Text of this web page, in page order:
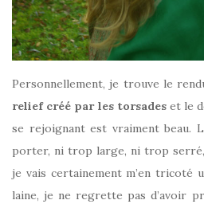
Personnellement, je trouve le
relief créé par les torsadeset le
se rejoignant est vraiment beau.
porter, ni trop large, ni trop serré,
je vais certainement m’en tricoté
laine, je ne regrette pas d’avoir